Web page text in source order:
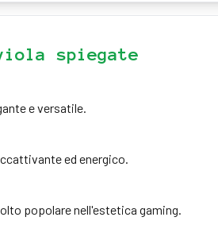
spiegate
e versatile.
ed energico.
popolare nell'estetica gaming.